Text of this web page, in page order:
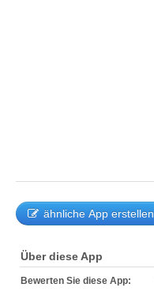
ähnliche App erstellen
Über diese App
Bewerten Sie diese App: